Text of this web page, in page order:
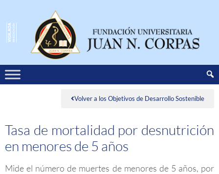
Volver a los Objetivos de Desarrollo Sostenible
Tasa de mortalidad por desnutrición
en menores de 5 años
Mide el número de muertes de menores de 5 años, por